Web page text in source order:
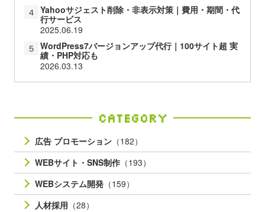
４ Yahooサジェスト削除・非表示対策｜費用・期間・代
行サービス
2025.06.19
５ WordPress7バージョンアップ代行｜100サイト超 実
績・PHP対応も
2026.03.13
Category
広告 プロモーション （182）
WEBサイト・SNS制作 （193）
WEBシステム開発 （159）
人材採用 （28）